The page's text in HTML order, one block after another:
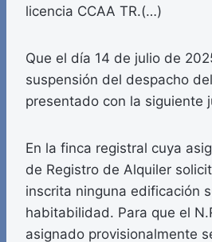
licencia CCAA TR.(…)
Que el día 14 de julio de
suspensión del despacho
presentado con la siguiente
En la finca registral cuya
de Registro de Alquiler
inscrita ninguna edificación
habitabilidad. Para que el
asignado provisionalmente